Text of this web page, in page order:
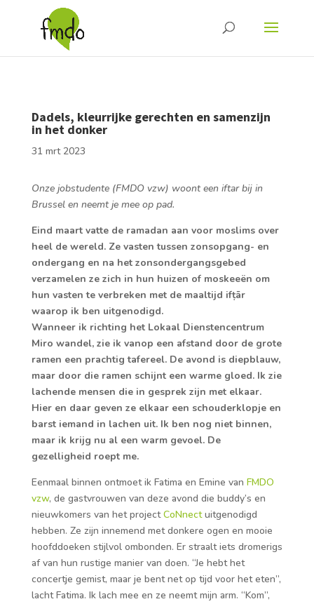
Dadels, kleurrijke gerechten en samenzijn
in het donker
31 mrt 2023
Onze jobstudente (FMDO vzw) woont een iftar bij in
Brussel en neemt je mee op pad.
Eind maart vatte de ramadan aan voor moslims over
heel de wereld. Ze vasten tussen zonsopgang- en
ondergang en na het zonsondergangsgebed
verzamelen ze zich in hun huizen of moskeeën om
hun vasten te verbreken met de maaltijd ifṭār
waarop ik ben uitgenodigd.
Wanneer ik richting het Lokaal Dienstencentrum
Miro wandel, zie ik vanop een afstand door de grote
ramen een prachtig tafereel. De avond is diepblauw,
maar door die ramen schijnt een warme gloed. Ik zie
lachende mensen die in gesprek zijn met elkaar.
Hier en daar geven ze elkaar een schouderklopje en
barst iemand in lachen uit. Ik ben nog niet binnen,
maar ik krijg nu al een warm gevoel. De
gezelligheid roept me.
Eenmaal binnen ontmoet ik Fatima en Emine van FMDO
vzw, de gastvrouwen van deze avond die buddy’s en
nieuwkomers van het projectCoNnectuitgenodigd
hebben. Ze zijn innemend met donkere ogen en mooie
hoofddoeken stijlvol ombonden. Er straalt iets dromerigs
af van hun rustige manier van doen. “Je hebt het
concertje gemist, maar je bent net op tijd voor het eten”,
lacht Fatima. Ik lach mee en ze neemt mijn arm. “Kom”,